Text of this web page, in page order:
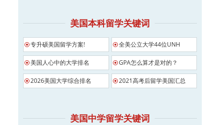
美国本科留学关键词
专升硕美国留学方案! 全美公立大学44位UNH
美国人心中的大学排名 GPA怎么算才是对的？
2026美国大学综合排名 2021高考后留学美国汇总
美国中学留学关键词